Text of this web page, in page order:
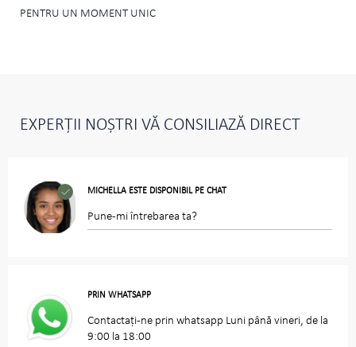
PENTRU UN MOMENT UNIC
EXPERȚII NOȘTRI VĂ CONSILIAZĂ DIRECT
MICHELLA ESTE DISPONIBIL PE CHAT
Pune-mi întrebarea ta?
PRIN WHATSAPP
Contactați-ne prin whatsapp Luni până vineri, de la
9:00 la 18:00